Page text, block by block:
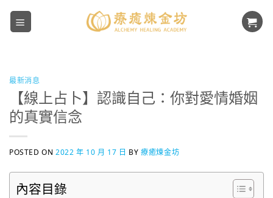
Skip
最新消息
【線上占卜】認識自己：你對愛情婚姻
的真實信念
POSTED ON2022 年 10 月 17 日 BY療癒煉金坊
內容目錄